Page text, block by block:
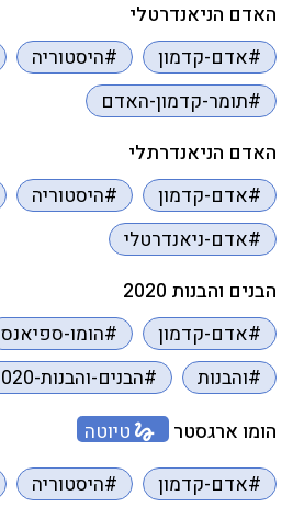
האדם הניאנדרטלי
#אדם-קדמון
#היסטוריה
#תומר-קדמון-האדם
האדם הניאנדרתלי
#אדם-קדמון
#היסטוריה
#אדם-ניאנדרטלי
הבנים והבנות 2020
#אדם-קדמון
#הומו-ספיאנס
#והבנות
#הבנים-והבנות-2020
הומו ארגסטר
טיוטה
#אדם-קדמון
#היסטוריה